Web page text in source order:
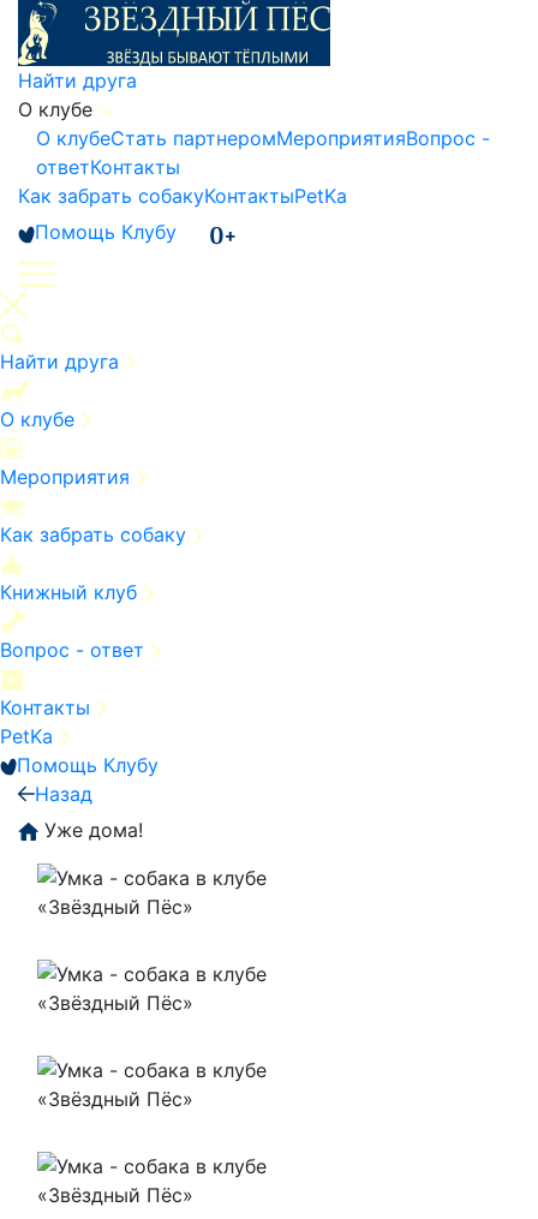
Найти друга
О клубе
О клубеСтать партнеромМероприятияВопрос -
ответКонтакты
Как забрать собакуКонтактыPetKa
Помощь Клубу
Найти друга
О клубе
Мероприятия
Как забрать собаку
Книжный клуб
Вопрос - ответ
Контакты
PetKa
Помощь Клубу
Назад
Уже дома!